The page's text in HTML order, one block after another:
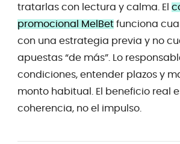
tratarlas con lectura y calma. El
promocional MelBet funciona
con una estrategia previa y no
apuestas “de más”. Lo
condiciones, entender plazos y
monto habitual. El beneficio real
coherencia, no el impulso.